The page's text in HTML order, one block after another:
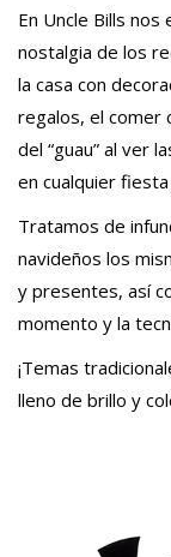
En Uncle Bills nos
nostalgia de los
la casa con
regalos, el comer
del “guau” al ver
en cualquier
Tratamos de
navideños los
y presentes, así
momento y la
¡Temas
lleno de brillo y